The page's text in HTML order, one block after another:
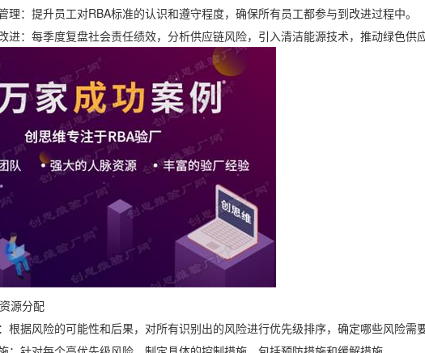
提升员工对RBA标准的认识和遵守程度，确保所有员工都参与到改进过程中。
每季度复盘社会责任绩效，分析供应链风险，引入清洁能源技术，推动绿色供应
源分配
风险的可能性和后果，对所有识别出的风险进行优先级排序，确定哪些风险需要